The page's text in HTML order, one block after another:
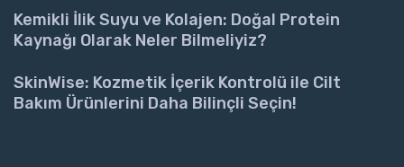
Kemikli İlik Suyu ve Kolajen: Doğal Protein
Kaynağı Olarak Neler Bilmeliyiz?
SkinWise: Kozmetik İçerik Kontrolü ile Cilt
Bakım Ürünlerini Daha Bilinçli Seçin!